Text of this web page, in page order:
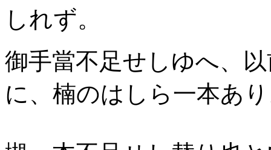
しれず。
御手當不足せしゆへ、
に、楠のはしら一本あ